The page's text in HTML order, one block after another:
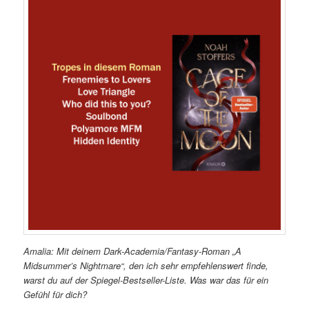
Amalia: Mit deinem Dark-Academia/Fantasy-Roman „A
Midsummer’s Nightmare“, den ich sehr empfehlenswert finde,
warst du auf der Spiegel-Bestseller-Liste. Was war das für ein
Gefühl für dich?